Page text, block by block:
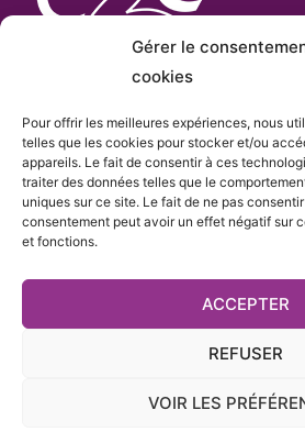
Gérer le
cookies
Pour offrir les meilleures expériences, nous
telles que les cookies pour stocker et/ou
appareils. Le fait de consentir à ces
traiter des données telles que le
uniques sur ce site. Le fait de ne pas
consentement peut avoir un effet négatif sur
et fonctions.
ACCEPTER
REFUSER
VOIR LES
L’E2C Varest «membre actif»
des Écoles de la 2eChancequi
cent sites.
eChance du Var -